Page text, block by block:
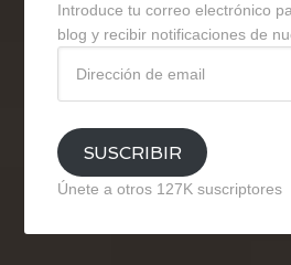
Introduce tu correo electrónico
blog y recibir notificaciones de
email
SUSCRIBIR
Únete a otros 127K suscriptores